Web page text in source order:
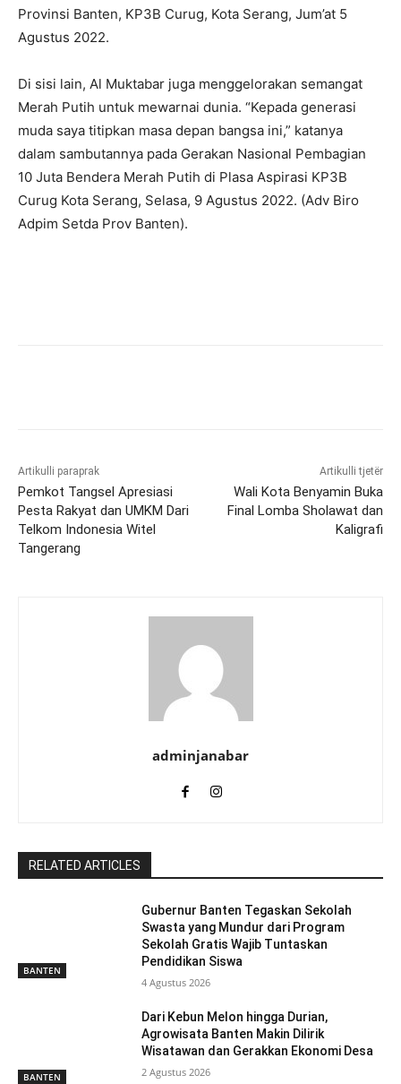
Provinsi Banten, KP3B Curug, Kota Serang, Jum’at 5
Agustus 2022.
Di sisi lain, Al Muktabar juga menggelorakan semangat
Merah Putih untuk mewarnai dunia. “Kepada generasi
muda saya titipkan masa depan bangsa ini,” katanya
dalam sambutannya pada Gerakan Nasional Pembagian
10 Juta Bendera Merah Putih di Plasa Aspirasi KP3B
Curug Kota Serang, Selasa, 9 Agustus 2022. (Adv Biro
Adpim Setda Prov Banten).
Artikulli paraprak
Pemkot Tangsel Apresiasi
Pesta Rakyat dan UMKM Dari
Telkom Indonesia Witel
Tangerang
Artikulli tjetër
Wali Kota Benyamin Buka
Final Lomba Sholawat dan
Kaligrafi
adminjanabar
RELATED ARTICLES
BANTEN
Gubernur Banten Tegaskan Sekolah
Swasta yang Mundur dari Program
Sekolah Gratis Wajib Tuntaskan
Pendidikan Siswa
4 Agustus 2026
BANTEN
Dari Kebun Melon hingga Durian,
Agrowisata Banten Makin Dilirik
Wisatawan dan Gerakkan Ekonomi Desa
2 Agustus 2026